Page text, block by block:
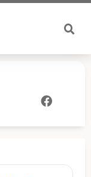
تخطي
المحتوى